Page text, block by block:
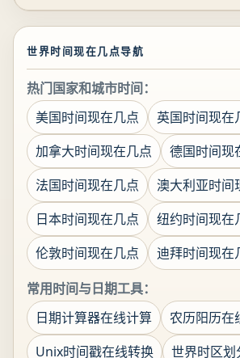
世界时间现在几点导航
热门国家和城市时间：
美国时间现在几点
英国时间现在
加拿大时间现在几点
德国时间现
法国时间现在几点
澳大利亚时间
日本时间现在几点
纽约时间现在
伦敦时间现在几点
迪拜时间现在
常用时间与日期工具：
日期计算器在线计算
农历阳历在
Unix时间戳在线转换
世界时区划